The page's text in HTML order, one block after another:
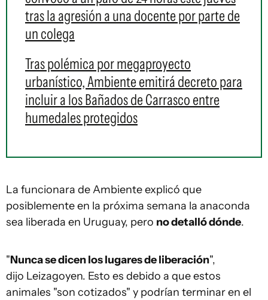
tras la agresión a una docente por parte de
un colega
Tras polémica por megaproyecto
urbanístico, Ambiente emitirá decreto para
incluir a los Bañados de Carrasco entre
humedales protegidos
La funcionara de Ambiente explicó que
posiblemente en la próxima semana la anaconda
sea liberada en Uruguay, pero no detalló dónde.
"Nunca se dicen los lugares de liberación",
dijo Leizagoyen. Esto es debido a que estos
animales "son cotizados" y podrían terminar en el